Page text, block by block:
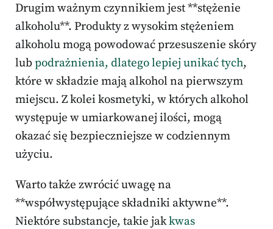
Drugim ważnym czynnikiem jest **stężenie
alkoholu**. Produkty z wysokim stężeniem
alkoholu mogą powodować przesuszenie skóry
lub podrażnienia, dlatego lepiej unikać tych,
które w składzie mają alkohol na pierwszym
miejscu. Z kolei kosmetyki, w których alkohol
występuje w umiarkowanej ilości, mogą
okazać się bezpieczniejsze w codziennym
użyciu.
Warto także zwrócić uwagę na
**współwystępujące składniki aktywne**.
Niektóre substancje, takie jakkwas